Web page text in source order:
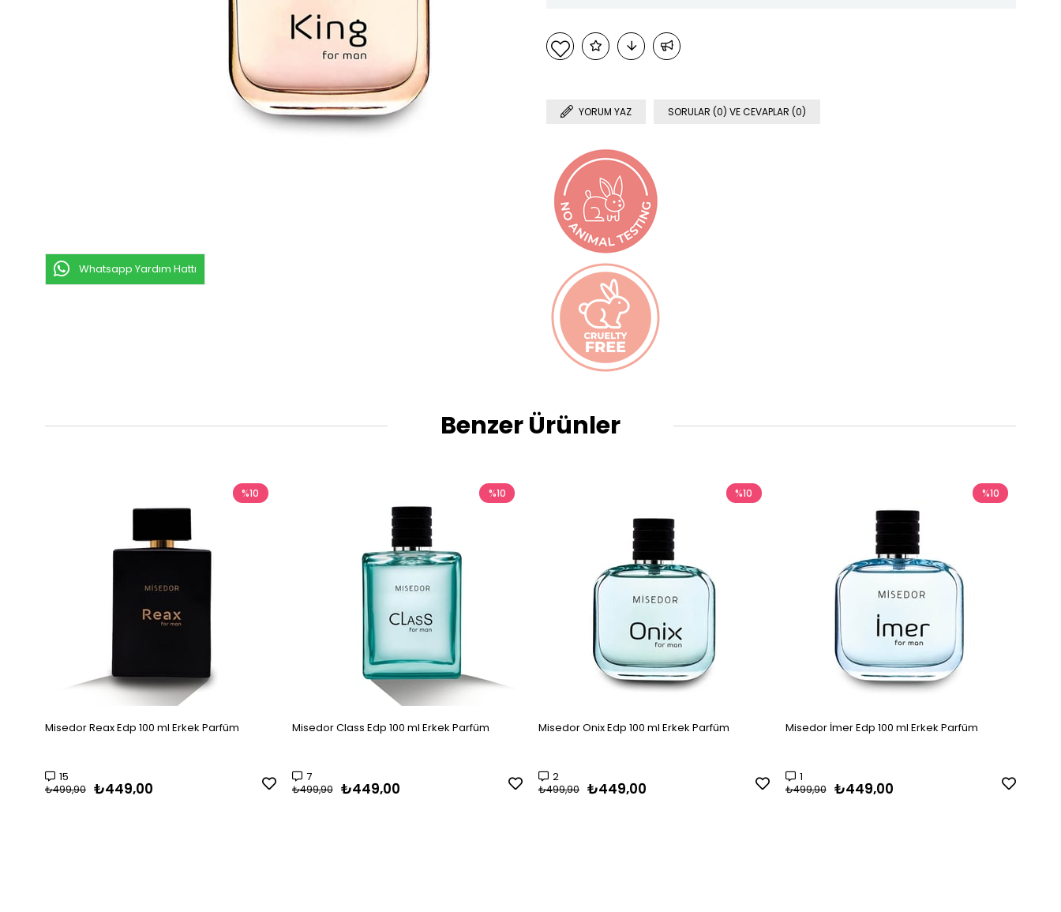
Whatsapp Yardım Hattı
YORUM YAZ SORULAR (0) VE CEVAPLAR (0)
Benzer Ürünler
Misedor Reax Edp 100 ml Erkek Parfüm
15
₺449,00
₺499,90
%10
Misedor Class Edp 100 ml Erkek Parfüm
7
₺449,00
₺499,90
%10
Misedor Onix Edp 100 ml Erkek Parfüm
2
₺449,00
₺499,90
%10
Misedor İmer Edp 100 ml Erkek Parfüm
1
₺449,00
₺499,90
%10